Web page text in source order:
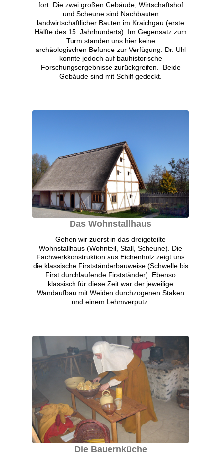
fort. Die zwei großen Gebäude, Wirtschaftshof
und Scheune sind Nachbauten
landwirtschaftlicher Bauten im Kraichgau (erste
Hälfte des 15. Jahrhunderts). Im Gegensatz zum
Turm standen uns hier keine
archäologischen Befunde zur Verfügung. Dr. Uhl
konnte jedoch auf bauhistorische
Forschungsergebnisse zurückgreifen. Beide
Gebäude sind mit Schilf gedeckt.
Das Wohnstallhaus
Gehen wir zuerst in das dreigeteilte
Wohnstallhaus (Wohnteil, Stall, Scheune). Die
Fachwerkkonstruktion aus Eichenholz zeigt uns
die klassische Firstständerbauweise (Schwelle bis
First durchlaufende Firstständer). Ebenso
klassisch für diese Zeit war der jeweilige
Wandaufbau mit Weiden durchzogenen Staken
und einem Lehmverputz.
Die Bauernküche